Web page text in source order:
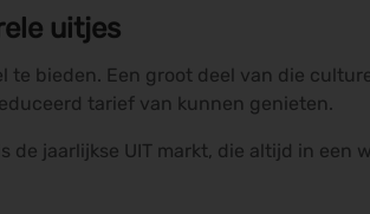
uitjes
bieden. Een groot deel van die
tarief van kunnen genieten.
de jaarlijkse UIT markt, die altijd in